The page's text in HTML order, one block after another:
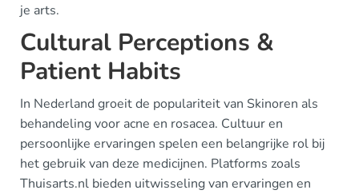
je arts.
Cultural Perceptions &
Patient Habits
In Nederland groeit de populariteit van Skinoren als
behandeling voor acne en rosacea. Cultuur en
persoonlijke ervaringen spelen een belangrijke rol bij
het gebruik van deze medicijnen. Platforms zoals
Thuisarts.nl bieden uitwisseling van ervaringen en